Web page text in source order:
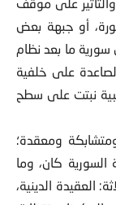
أو جبهة بعض
ما بعد نظام
الصاعدة على خلفية
نبتت على سطح
ومعقدة؛
كان، وما
العقيدة الدينية،
المكونات تتطابق